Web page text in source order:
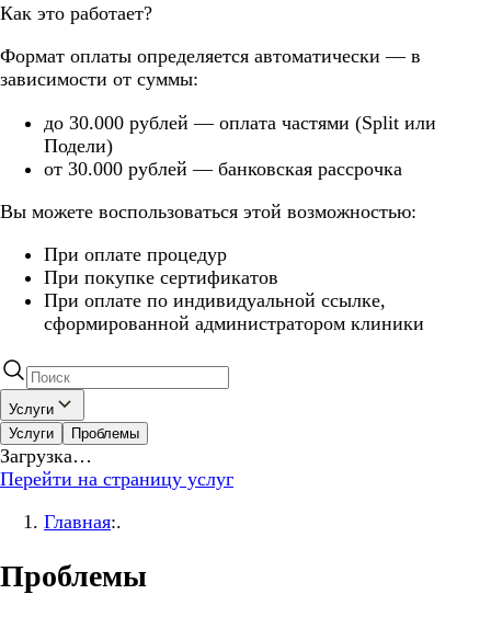
Как это работает?
Формат оплаты определяется автоматически — в
зависимости от суммы:
до 30.000 рублей — оплата частями (Split или
Подели)
от 30.000 рублей — банковская рассрочка
Вы можете воспользоваться этой возможностью:
При оплате процедур
При покупке сертификатов
При оплате по индивидуальной ссылке,
сформированной администратором клиники
Услуги
Услуги
Проблемы
Загрузка…
Перейти на страницу услуг
Главная:.
Проблемы